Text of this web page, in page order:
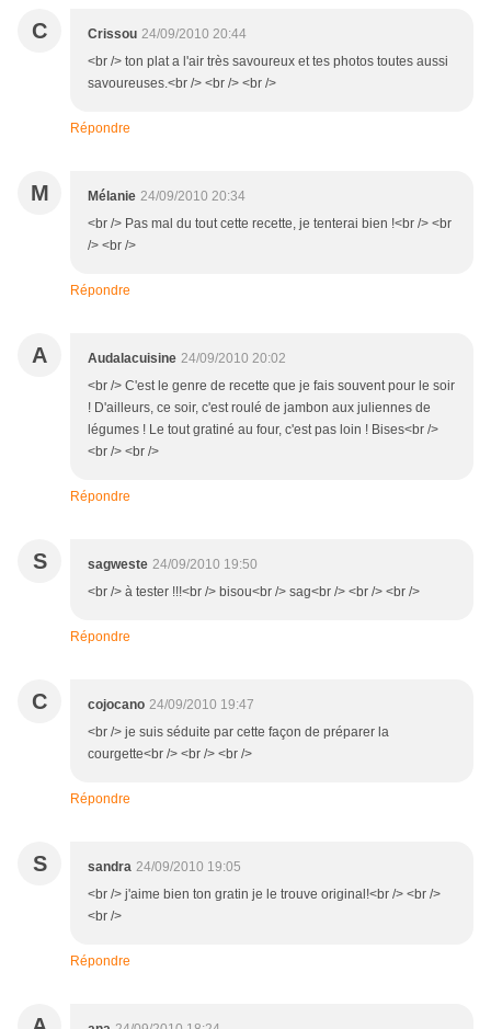
C Crissou 24/09/2010 20:44
<br /> ton plat a l'air très savoureux et tes photos toutes aussi
savoureuses.<br /> <br /> <br />
Répondre
M Mélanie 24/09/2010 20:34
<br /> Pas mal du tout cette recette, je tenterai bien !<br /> <br
/> <br />
Répondre
A Audalacuisine 24/09/2010 20:02
<br /> C'est le genre de recette que je fais souvent pour le soir
! D'ailleurs, ce soir, c'est roulé de jambon aux juliennes de
légumes ! Le tout gratiné au four, c'est pas loin ! Bises<br />
<br /> <br />
Répondre
S sagweste 24/09/2010 19:50
<br /> à tester !!!<br /> bisou<br /> sag<br /> <br /> <br />
Répondre
C cojocano 24/09/2010 19:47
<br /> je suis séduite par cette façon de préparer la
courgette<br /> <br /> <br />
Répondre
S sandra 24/09/2010 19:05
<br /> j'aime bien ton gratin je le trouve original!<br /> <br />
<br />
Répondre